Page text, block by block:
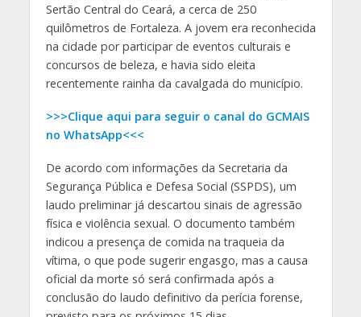
Sertão Central do Ceará, a cerca de 250
quilômetros de Fortaleza. A jovem era reconhecida
na cidade por participar de eventos culturais e
concursos de beleza, e havia sido eleita
recentemente rainha da cavalgada do município.
>>>Clique aqui para seguir o canal do GCMAIS
no WhatsApp<<<
De acordo com informações da Secretaria da
Segurança Pública e Defesa Social (SSPDS), um
laudo preliminar já descartou sinais de agressão
física e violência sexual. O documento também
indicou a presença de comida na traqueia da
vítima, o que pode sugerir engasgo, mas a causa
oficial da morte só será confirmada após a
conclusão do laudo definitivo da perícia forense,